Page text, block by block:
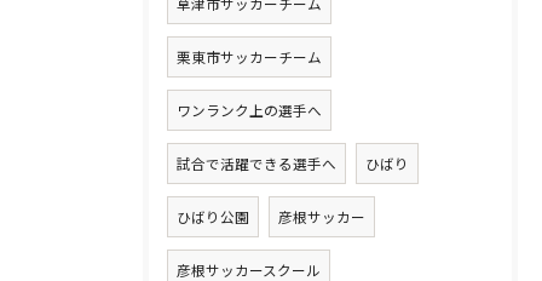
栗東市サッカーチーム
ワンランク上の選手へ
試合で活躍できる選手へ ひばり
ひばり公園 彦根サッカー
彦根サッカースクール